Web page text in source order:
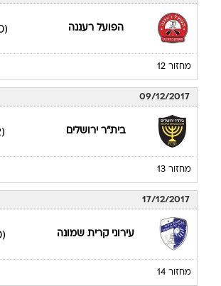
הפועל רעננה (0)
מחזור 12
09/12/2017
בית"ר ירושלים (2)
מחזור 13
17/12/2017
עירוני קרית שמונה (0)
מחזור 14